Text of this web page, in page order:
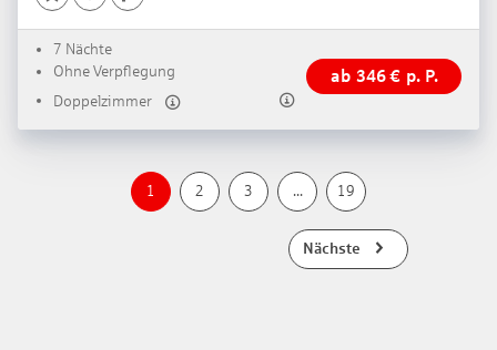
7 Nächte
Ohne Verpflegung
Doppelzimmer
ab 346€ p. P.
1 2 3 ... 19
Nächste